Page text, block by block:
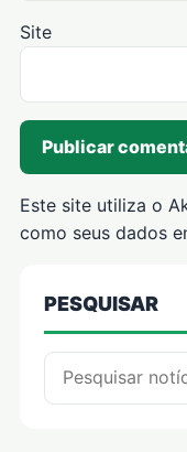
Site
Este site utiliza o
como seus dados
PESQUISAR
Pesquisar por: